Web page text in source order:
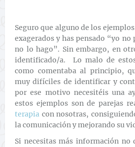
Seguro que alguno de los
exagerados y has pensado “yo no
no lo hago”. Sin embargo, en
identificado/a. Lo malo de
como comentaba al principio,
muy difíciles de identificar y
por ese motivo necesitéis una
estos ejemplos son de parejas
terapia con nosotras,
la comunicación y mejorando su
Si necesitas más información no